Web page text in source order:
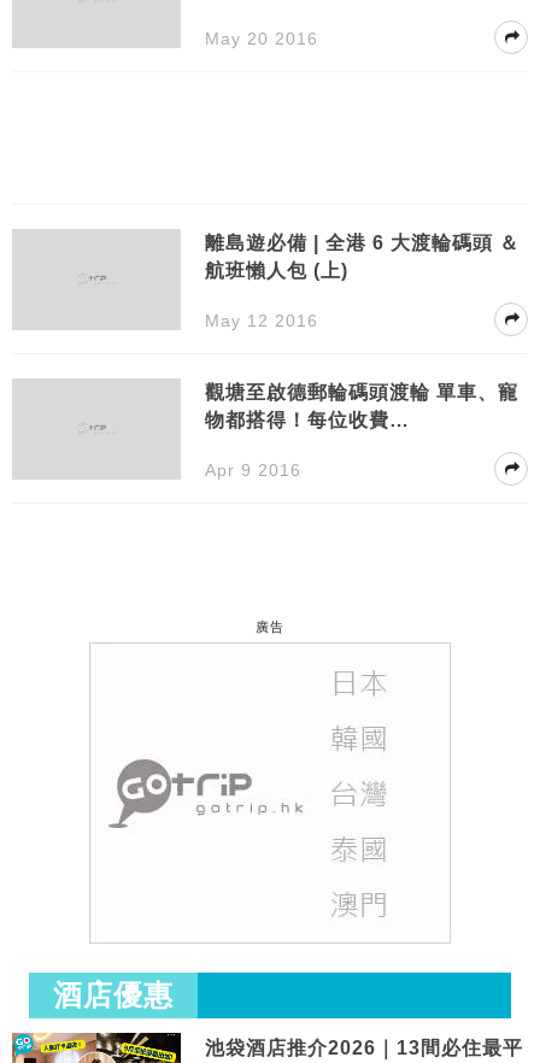
May 20 2016
離島遊必備 | 全港 6 大渡輪碼頭 ＆
航班懶人包 (上)
May 12 2016
觀塘至啟德郵輪碼頭渡輪 單車、寵
物都搭得！每位收費…
Apr 9 2016
廣告
酒店優惠
池袋酒店推介2026｜13間必住最平